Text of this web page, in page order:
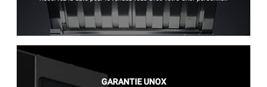
GARANTIE UNOX